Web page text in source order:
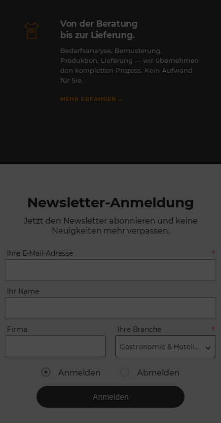
Von der Beratung
bis zur Lieferung.
Bedarfsanalyse, Bemusterung,
Produktion, Lieferung — wir übernehmen
den kompletten Prozess. Kein Aufwand
für Sie.
MEHR ERFAHREN →
Newsletter-Anmeldung
Jetzt den Newsletter abonnieren und keine
Neuigkeiten mehr verpassen.
Ihre E-Mail-Adresse
Ihr Name
Firma Ihre Branche
Gastronomie & Hotellerie
Anmelden Abmelden
Anmelden